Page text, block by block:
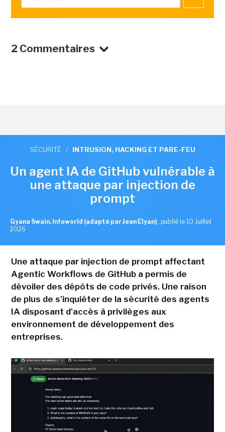
2 Commentaires
SÉCURITÉ / INTRUSION, HACKING ET PARE-FEU
Un agent IA de GitHub vulnérable à
une attaque par injection de
prompt
Gyana Swain, Infoworld (adapté par Jean Elyan) , publié le 10 Juillet
2026
Une attaque par injection de prompt affectant
Agentic Workflows de GitHub a permis de
dévoiler des dépôts de code privés. Une raison
de plus de s'inquiéter de la sécurité des agents
IA disposant d'accès à privilèges aux
environnement de développement des
entreprises.